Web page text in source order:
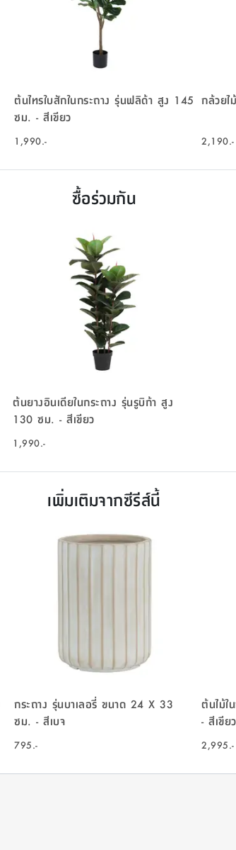
ต้นไทรใบสักในกระถาง รุ่นฟลิด้า สูง 145
ซม. - สีเขียว
1,990.-
กล้วยไ
2,190.-
ซื้อร่วมกัน
ต้นยางอินเดียในกระถาง รุ่นรูบิก้า สูง
130 ซม. - สีเขียว
1,990.-
เพิ่มเติมจากซีรีส์นี้
กระถาง รุ่นบาเลอรี่ ขนาด 24 X 33
ซม. - สีเบจ
795.-
ต้นไม้ใ
- สีเขียว
2,995.-